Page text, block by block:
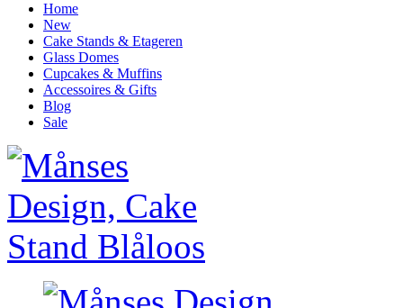
Home
New
Cake Stands & Etageren
Glass Domes
Cupcakes & Muffins
Accessoires & Gifts
Blog
Sale